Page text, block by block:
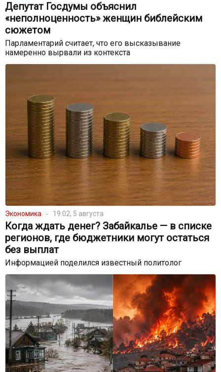
Депутат Госдумы объяснил
«неполноценность» женщин библейским
сюжетом
Парламентарий считает, что его высказывание
намеренно вырвали из контекста
Экономика 19:02, 5 августа
Когда ждать денег? Забайкалье — в списке
регионов, где бюджетники могут остаться
без выплат
Информацией поделился известный политолог